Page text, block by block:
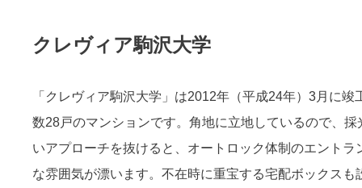
クレヴィア駒沢大学
「クレヴィア駒沢大学」は2012年（平成24年）3月に
数28戸のマンションです。角地に立地しているので、
いアプローチを抜けると、オートロック体制のエント
な雰囲気が漂います。不在時に重宝する宅配ボックス